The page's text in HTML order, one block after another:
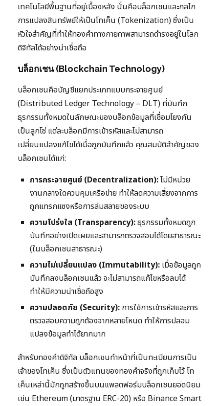
เทคโนโลยีพื้นฐานที่อยู่เบื้องหลัง นั่นคือบล็อกเชนและกลไก
การแปลงสินทรัพย์ให้เป็นโทเค็น (Tokenization) ซึ่งเป็น
หัวใจสำคัญที่ทำให้ทองคำทางกายภาพสามารถดำรงอยู่ในโลก
ดิจิทัลได้อย่างน่าเชื่อถือ
บล็อกเชน (Blockchain Technology)
บล็อกเชนคือบัญชีแยกประเภทแบบกระจายศูนย์
(Distributed Ledger Technology – DLT) ที่บันทึก
ธุรกรรมทั้งหมดในลักษณะของบล็อกข้อมูลที่เชื่อมโยงกัน
เป็นลูกโซ่ แต่ละบล็อกมีการเข้ารหัสและไม่สามารถ
เปลี่ยนแปลงแก้ไขได้เมื่อถูกบันทึกแล้ว คุณสมบัติสำคัญของ
บล็อกเชนได้แก่:
การกระจายศูนย์ (Decentralization):ไม่มีหน่วย
งานกลางใดควบคุมเครือข่าย ทำให้ลดความเสี่ยงจากการ
ถูกแทรกแซงหรือการล่มสลายของระบบ
ความโปร่งใส (Transparency):ธุรกรรมทั้งหมดถูก
บันทึกอย่างเปิดเผยและสามารถตรวจสอบได้โดยสาธารณะ
(ในบล็อกเชนสาธารณะ)
ความไม่เปลี่ยนแปลง (Immutability): เมื่อข้อมูลถูก
บันทึกลงบล็อกเชนแล้ว จะไม่สามารถแก้ไขหรือลบได้
ทำให้มีความน่าเชื่อถือสูง
ความปลอดภัย (Security): การใช้การเข้ารหัสและการ
ตรวจสอบความถูกต้องจากหลายโหนด ทำให้การปลอม
แปลงข้อมูลทำได้ยากมาก
สำหรับทองคำดิจิทัล บล็อกเชนทำหน้าที่เป็นทะเบียนการเป็น
เจ้าของโทเค็น ซึ่งเป็นตัวแทนของทองคำจริงที่ถูกเก็บไว้ โท
เค็นเหล่านี้มักถูกสร้างขึ้นบนแพลตฟอร์มบล็อกเชนยอดนิยม
เช่น Ethereum (มาตรฐาน ERC-20) หรือ Binance Smart